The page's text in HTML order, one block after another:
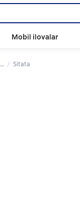
Mobil ilovalar
Sitata